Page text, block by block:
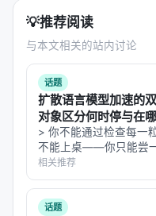
里常见的"上下文压缩"
：最后一句催促使改
掉"——在原版Milgram
是否强制服从
的"PRESSED"（不
AI接手了前任AI留下
11款模型，全开源，
过滤器关闭。
120B、Llama、
💡推荐阅读
与本文相关的站内讨论
话题
扩散语言模型加速的
对象区分何时停与在
> 你不能通过检查每一
不能上桌——你只能尝
挂出一篇让我读完后坐
队的《Where and
相关推荐
话题